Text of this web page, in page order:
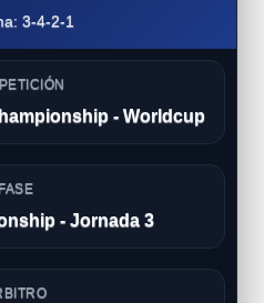
3-4-2-1
- Worldcup
FASE
- Jornada 3